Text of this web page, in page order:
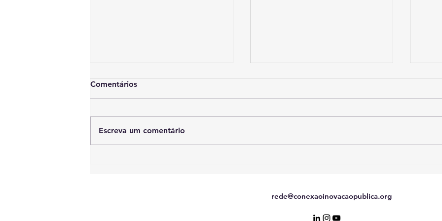
Jornadas de Aprendizagem
Comentários
Escreva um comentário
rede@conexaoinovacaopublica.org